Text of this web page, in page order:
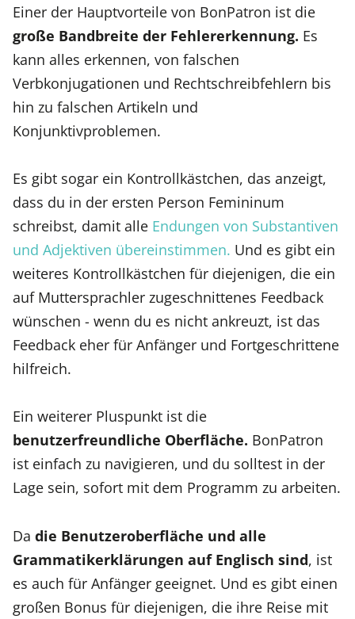
Einer der Hauptvorteile von BonPatron ist die
große Bandbreite der Fehlererkennung. Es
kann alles erkennen, von falschen
Verbkonjugationen und Rechtschreibfehlern bis
hin zu falschen Artikeln und
Konjunktivproblemen.
Es gibt sogar ein Kontrollkästchen, das anzeigt,
dass du in der ersten Person Femininum
schreibst, damit alle Endungen von Substantiven
und Adjektiven übereinstimmen. Und es gibt ein
weiteres Kontrollkästchen für diejenigen, die ein
auf Muttersprachler zugeschnittenes Feedback
wünschen - wenn du es nicht ankreuzt, ist das
Feedback eher für Anfänger und Fortgeschrittene
hilfreich.
Ein weiterer Pluspunkt ist die
benutzerfreundliche Oberfläche. BonPatron
ist einfach zu navigieren, und du solltest in der
Lage sein, sofort mit dem Programm zu arbeiten.
Da die Benutzeroberfläche und alle
Grammatikerklärungen auf Englisch sind, ist
es auch für Anfänger geeignet. Und es gibt einen
großen Bonus für diejenigen, die ihre Reise mit